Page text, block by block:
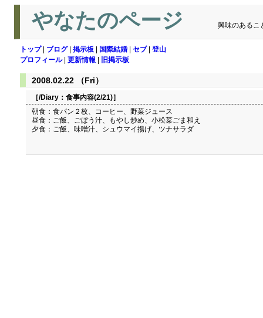
やなたのページ 興味のあるこ
トップ| ブログ| 掲示板 国際結婚 セブ| 登山
プロフィール| 更新情報 旧掲示板
2008.02.22 （Fri）
［/Diary： 食事内容(2/21)］
朝食：食パン２枚、コーヒー、野菜ジュース
昼食：ご飯、ごぼう汁、もやし炒め、小松菜ごま和え
夕食：ご飯、味噌汁、シュウマイ揚げ、ツナサラダ